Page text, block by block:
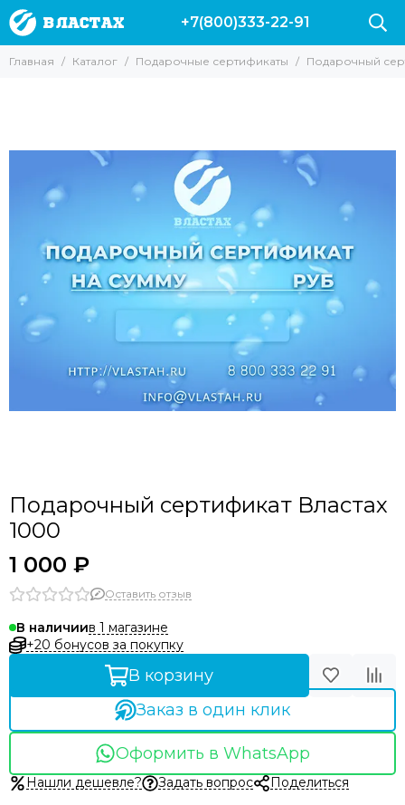
+7(800)333-22-91
Главная Каталог Подарочные сертификаты Подарочный
Подарочный сертификат Властах
1000
1 000 ₽
Оставить отзыв
В наличиив 1 магазине
+20 бонусов за покупку
В корзину
Заказ в один клик
Оформить в WhatsApp
Нашли дешевле? Задать вопрос Поделиться